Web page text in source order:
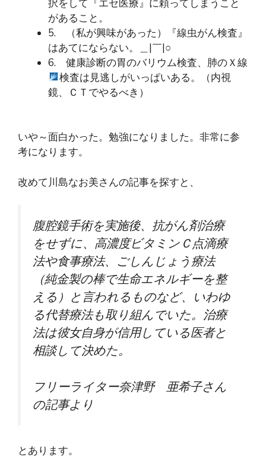
択をして『エセ医療』に頼ってしまうこと
があること。
5. （私が興味があった）『線虫がん検査』
はあてにならない。＿|￣|○
6. 健康診断の胃のバリウム検査、肺のＸ線
検査は見逃しがいっぱいある。（内視
鏡、ＣＴでやるべき）
いや～面白かった。勉強になりました。非常に参
考になります。
改めて川島なお美さんの記事を探すと、
腹腔鏡手術を実施後、抗がん剤治療
をせずに、高濃度ビタミンＣ点滴療
法や食事療法、ごしんじょう療法
（純金製の棒で生命エネルギーを整
える）と言われるものなど、いわゆ
る代替療法も取り組んでいた。治療
法は彼女自身が信用している医者と
相談して決めた。
フリーライター奈津野 亜希子さん
の記事より
とあります。